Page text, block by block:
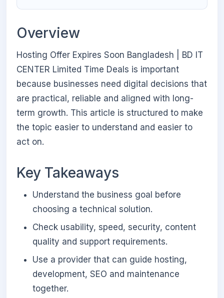
Overview
Hosting Offer Expires Soon Bangladesh | BD IT
CENTER Limited Time Deals is important
because businesses need digital decisions that
are practical, reliable and aligned with long-
term growth. This article is structured to make
the topic easier to understand and easier to
act on.
Key Takeaways
Understand the business goal before
choosing a technical solution.
Check usability, speed, security, content
quality and support requirements.
Use a provider that can guide hosting,
development, SEO and maintenance
together.